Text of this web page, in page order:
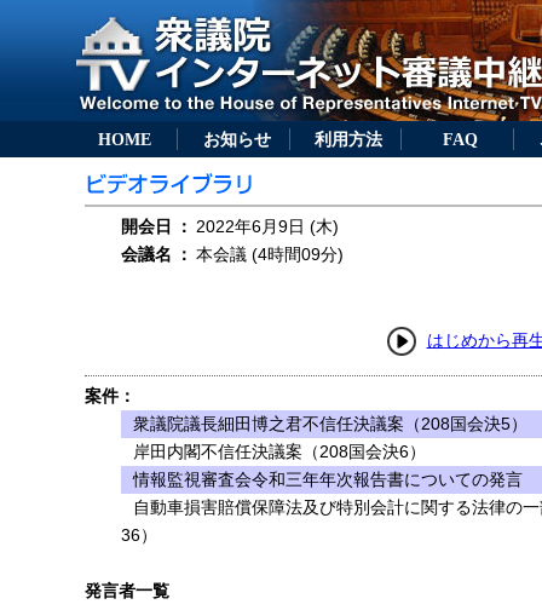
HOME お知らせ 利用方法 FAQ
開会日 ： 2022年6月9日 (木)
会議名
： 本会議 (4時間09分)
はじめから再
案件：
衆議院議長細田博之君不信任決議案（208国会決5）
岸田内閣不信任決議案（208国会決6）
情報監視審査会令和三年年次報告書についての発言
自動車損害賠償保障法及び特別会計に関する法律の
36）
発言者一覧